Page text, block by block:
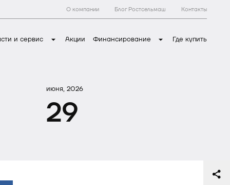
О компании Блог Ростсельмаш Контакты
и сервис Акции Финансирование Где купить
июня, 2026
29